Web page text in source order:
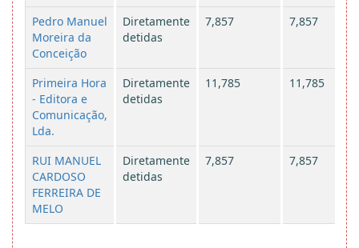
Pedro Manuel
Moreira da
Conceição
Diretamente
detidas
7,857 7,857
Primeira Hora
- Editora e
Comunicação,
Lda.
Diretamente
detidas
11,785 11,785
RUI MANUEL
CARDOSO
FERREIRA DE
MELO
Diretamente
detidas
7,857 7,857